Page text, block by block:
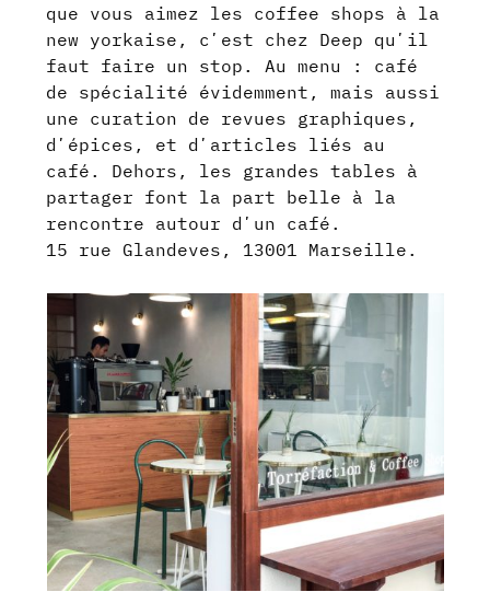
que vous aimez les coffee shops à la
new yorkaise, cʼest chez Deep quʼil
faut faire un stop. Au menu : café
de spécialité évidemment, mais aussi
une curation de revues graphiques,
dʼépices, et dʼarticles liés au
café. Dehors, les grandes tables à
partager font la part belle à la
rencontre autour dʼun café.
15 rue Glandeves, 13001 Marseille.